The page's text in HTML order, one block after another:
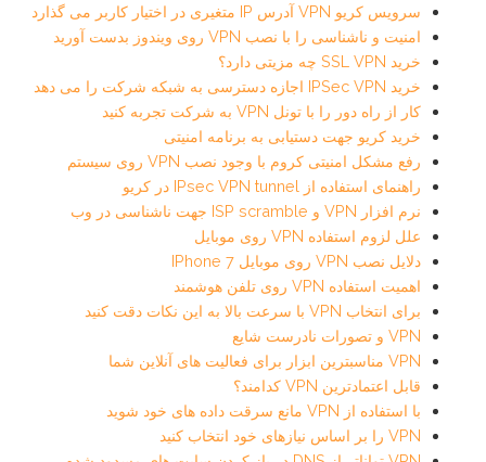
سرویس کریو VPN آدرس IP متغیری در اختیار کاربر می گذارد
امنیت و ناشناسی را با نصب VPN روی ویندوز بدست آورید
خرید SSL VPN چه مزیتی دارد؟
خرید IPSec VPN اجازه دسترسی به شبکه شرکت را می دهد
کار از راه دور را با تونل VPN به شرکت تجربه کنید
خرید کریو جهت دستیابی به برنامه امنیتی
رفع مشکل امنیتی کروم با وجود نصب VPN روی سیستم
راهنمای استفاده از IPsec VPN tunnel در کریو
نرم افزار VPN و ISP scramble جهت ناشناسی در وب
علل لزوم استفاده VPN روی موبایل
دلایل نصب VPN روی موبایل IPhone 7
اهمیت استفاده VPN روی تلفن هوشمند
برای انتخاب VPN با سرعت بالا به این نکات دقت کنید
VPN و تصورات نادرست شایع
VPN مناسبترین ابزار برای فعالیت های آنلاین شما
قابل اعتمادترین VPN کدامند؟
با استفاده از VPN مانع سرقت داده های خود شوید
VPN را بر اساس نیازهای خود انتخاب کنید